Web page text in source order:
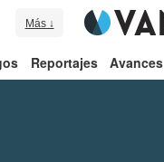
Más ↓
Reportajes Avances